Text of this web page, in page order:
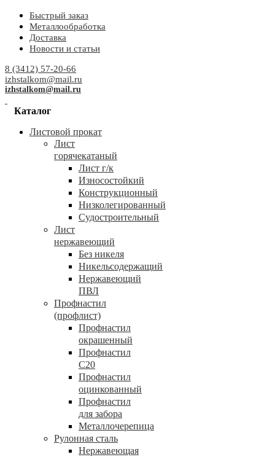
Быстрый заказ
Металлообработка
Доставка
Новости и статьи
8 (3412) 57-20-66
izhstalkom@mail.ru
izhstalkom@mail.ru
Каталог
Листовой прокат
Лист
горячекатаный
Лист г/к
Износостойкий
Конструкционный
Низколегированный
Судостроительный
Лист
нержавеющий
Без никеля
Никельсодержащий
Нержавеющий
ПВЛ
Профнастил
(профлист)
Профнастил
окрашенный
Профнастил
С20
Профнастил
оцинкованный
Профнастил
для забора
Металлочерепица
Рулонная сталь
Нержавеющая